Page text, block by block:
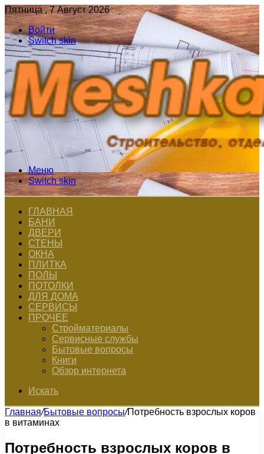
Пятница , 7 Август 2026
Войти
Switch skin
Меню
Switch skin
ГЛАВНАЯ
БАНИ
ДВЕРИ
СТЕНЫ
ОКНА
ПЛИТКА
ПОЛЫ
ПОТОЛКИ
ДЛЯ ДОМА
СЕРВИСЫ
ПРОЧЕЕ
Стройматериалы
Сервисные службы
Бытовые вопросы
Книги
Обзор интернета
Искать
Главная/Бытовые вопросы/Потребность взрослых коров
в витаминах
Потребность взрослых коров в